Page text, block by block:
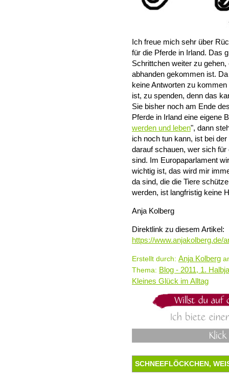
Ich freue mich sehr über
für die Pferde in Irland. Das
Schrittchen weiter zu
abhanden gekommen ist.
keine Antworten zu
ist, zu spenden, denn das
Sie bisher noch am Ende
Pferde in Irland eine eigene
werden und leben", dann
ich noch tun kann, ist bei
darauf schauen, wer sich
sind. Im Europaparlament
wichtig ist, das wird mir
da sind, die die Tiere
werden, ist langfristig keine
Anja Kolberg
Direktlink zu diesem Artikel:
https://www.anjakolberg.de/
Erstellt durch: Anja Kolberg
Thema: Blog - 2011, 1.
Kleines Glück im Alltag
SCHNEEFLÖCKCHEN,